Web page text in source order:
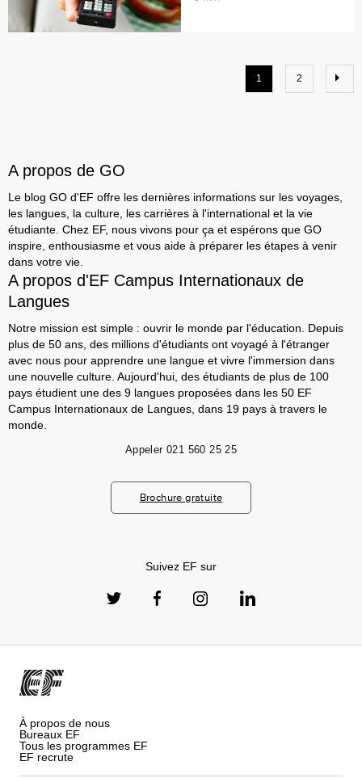
1 2
A propos de GO
Le blog GO d'EF offre les dernières informations sur les voyages,
les langues, la culture, les carrières à l'international et la vie
étudiante. Chez EF, nous vivons pour ça et espérons que GO
inspire, enthousiasme et vous aide à préparer les étapes à venir
dans votre vie.
A propos d'EF Campus Internationaux de
Langues
Notre mission est simple : ouvrir le monde par l'éducation. Depuis
plus de 50 ans, des millions d'étudiants ont voyagé à l'étranger
avec nous pour apprendre une langue et vivre l'immersion dans
une nouvelle culture. Aujourd'hui, des étudiants de plus de 100
pays étudient une des 9 langues proposées dans les 50 EF
Campus Internationaux de Langues, dans 19 pays à travers le
monde.
Appeler 021 560 25 25
Brochure gratuite
Suivez EF sur
À propos de nous
Bureaux EF
Tous les programmes EF
EF recrute